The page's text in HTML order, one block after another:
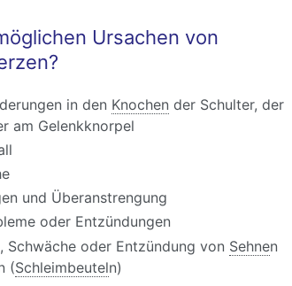
Ursachen von
in den Knochen der Schulter, der
am Gelenkknorpel
und Überanstrengung
oder Entzündungen
Schwäche oder Entzündung von Sehnen
(Schleimbeuteln)